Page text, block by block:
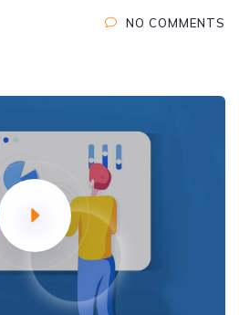
NO COMMENTS